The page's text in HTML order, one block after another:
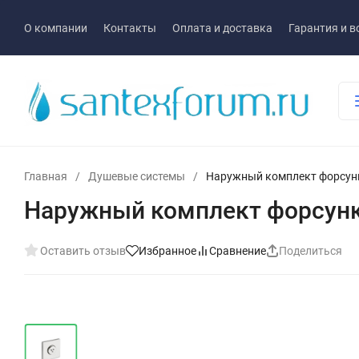
О компании Контакты Оплата и доставка Гарантия и
Главная / Душевые системы / Наружный комплект
Наружный комплект
Оставить отзыв Избранное Сравнение Поделиться